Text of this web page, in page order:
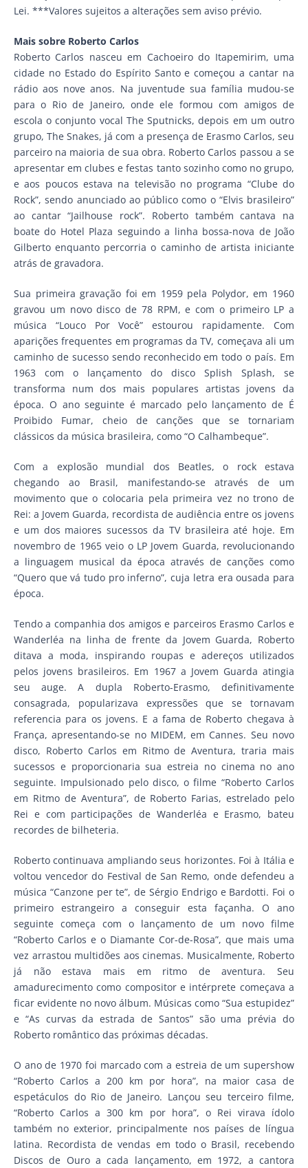
Lei. ***Valores sujeitos a alterações sem aviso prévio.
Mais sobre Roberto Carlos
Roberto Carlos nasceu em Cachoeiro do Itapemirim, uma
cidade no Estado do Espírito Santo e começou a cantar na
rádio aos nove anos. Na juventude sua família mudou-se
para o Rio de Janeiro, onde ele formou com amigos de
escola o conjunto vocal The Sputnicks, depois em um outro
grupo, The Snakes, já com a presença de Erasmo Carlos, seu
parceiro na maioria de sua obra. Roberto Carlos passou a se
apresentar em clubes e festas tanto sozinho como no grupo,
e aos poucos estava na televisão no programa “Clube do
Rock”, sendo anunciado ao público como o “Elvis brasileiro”
ao cantar “Jailhouse rock”. Roberto também cantava na
boate do Hotel Plaza seguindo a linha bossa-nova de João
Gilberto enquanto percorria o caminho de artista iniciante
atrás de gravadora.
Sua primeira gravação foi em 1959 pela Polydor, em 1960
gravou um novo disco de 78 RPM, e com o primeiro LP a
música “Louco Por Você” estourou rapidamente. Com
aparições frequentes em programas da TV, começava ali um
caminho de sucesso sendo reconhecido em todo o país. Em
1963 com o lançamento do disco Splish Splash, se
transforma num dos mais populares artistas jovens da
época. O ano seguinte é marcado pelo lançamento de É
Proibido Fumar, cheio de canções que se tornariam
clássicos da música brasileira, como “O Calhambeque”.
Com a explosão mundial dos Beatles, o rock estava
chegando ao Brasil, manifestando-se através de um
movimento que o colocaria pela primeira vez no trono de
Rei: a Jovem Guarda, recordista de audiência entre os jovens
e um dos maiores sucessos da TV brasileira até hoje. Em
novembro de 1965 veio o LP Jovem Guarda, revolucionando
a linguagem musical da época através de canções como
“Quero que vá tudo pro inferno”, cuja letra era ousada para
época.
Tendo a companhia dos amigos e parceiros Erasmo Carlos e
Wanderléa na linha de frente da Jovem Guarda, Roberto
ditava a moda, inspirando roupas e adereços utilizados
pelos jovens brasileiros. Em 1967 a Jovem Guarda atingia
seu auge. A dupla Roberto-Erasmo, definitivamente
consagrada, popularizava expressões que se tornavam
referencia para os jovens. E a fama de Roberto chegava à
França, apresentando-se no MIDEM, em Cannes. Seu novo
disco, Roberto Carlos em Ritmo de Aventura, traria mais
sucessos e proporcionaria sua estreia no cinema no ano
seguinte. Impulsionado pelo disco, o filme “Roberto Carlos
em Ritmo de Aventura”, de Roberto Farias, estrelado pelo
Rei e com participações de Wanderléa e Erasmo, bateu
recordes de bilheteria.
Roberto continuava ampliando seus horizontes. Foi à Itália e
voltou vencedor do Festival de San Remo, onde defendeu a
música “Canzone per te”, de Sérgio Endrigo e Bardotti. Foi o
primeiro estrangeiro a conseguir esta façanha. O ano
seguinte começa com o lançamento de um novo filme
“Roberto Carlos e o Diamante Cor-de-Rosa”, que mais uma
vez arrastou multidões aos cinemas. Musicalmente, Roberto
já não estava mais em ritmo de aventura. Seu
amadurecimento como compositor e intérprete começava a
ficar evidente no novo álbum. Músicas como “Sua estupidez”
e “As curvas da estrada de Santos” são uma prévia do
Roberto romântico das próximas décadas.
O ano de 1970 foi marcado com a estreia de um supershow
“Roberto Carlos a 200 km por hora”, na maior casa de
espetáculos do Rio de Janeiro. Lançou seu terceiro filme,
“Roberto Carlos a 300 km por hora”, o Rei virava ídolo
também no exterior, principalmente nos países de língua
latina. Recordista de vendas em todo o Brasil, recebendo
Discos de Ouro a cada lançamento, em 1972, a cantora